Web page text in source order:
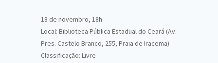
18 de novembro, 18h
Local: Biblioteca Pública Estadual do Ceará (Av.
Pres. Castelo Branco, 255, Praia de Iracema)
Classificação: Livre